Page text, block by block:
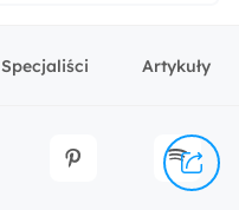
Specjaliści Artykuły